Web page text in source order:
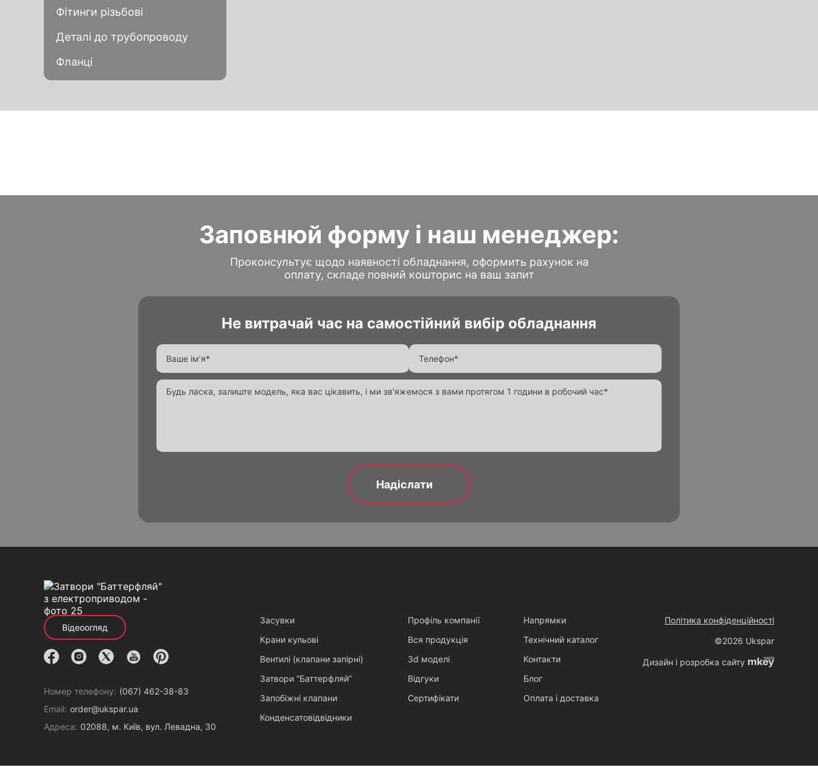
Фітинги різьбові
Деталі до трубопроводу
Фланці
Заповнюй форму і наш менеджер:
Проконсультує щодо наявності обладнання, оформить рахунок на
оплату, складе повний кошторис на ваш запит
Не витрачай час на самостійний вибір обладнання
Відеоогляд
Номер телефону: (067) 462-38-83
Email: order@ukspar.ua
Адреса: 02088, м. Київ, вул. Левадна, 30
Засувки
Крани кульові
Вентилі (клапани запірні)
Затвори “Баттерфляй”
Запобіжні клапани
Конденсатовідвідники
Профіль компанії
Вся продукція
3d моделі
Відгуки
Сертифікати
Напрямки
Технічний каталог
Контакти
Блог
Оплата і доставка
Політика конфіденційності
©2026 Ukspar
Дизайн і розробка сайту